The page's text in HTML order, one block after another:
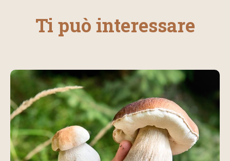
Ti può interessare